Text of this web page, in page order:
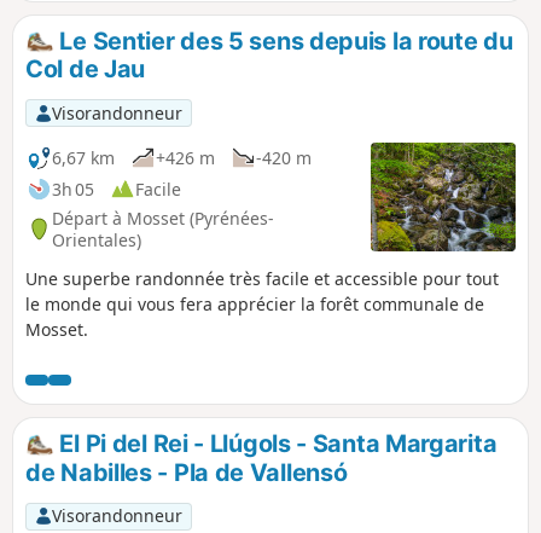
neige tombée en quantité suffisante pour
éviter de monter et de partir du Col de Jau
comme nous le faisions les autres hivers. En
dehors de la piste qui va de la route au
parking, toute la randonnée a pu se
dérouler en neige vierge permettant de voir
des traces d'animaux dans tous les sens. Un
vrai bonheur !
Le Sentier des 5 sens depuis la route du
Col de Jau
Visorandonneur
6,67 km
+426 m
-420 m
3h 05
Facile
Départ à Mosset (Pyrénées-
Orientales)
Une superbe randonnée très facile et accessible pour tout
le monde qui vous fera apprécier la forêt communale de
Mosset.
El Pi del Rei - Llúgols - Santa Margarita
de Nabilles - Pla de Vallensó
Visorandonneur